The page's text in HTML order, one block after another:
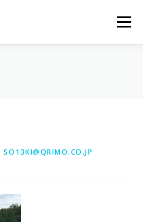
メニュー
SO13KI@QRIMO.CO.JP